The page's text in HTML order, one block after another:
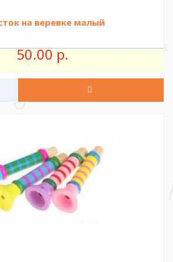
на веревке малый
50.00 р.